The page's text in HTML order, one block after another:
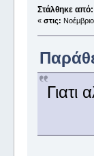
Στάλθηκε από:
« στις:
Γιατι